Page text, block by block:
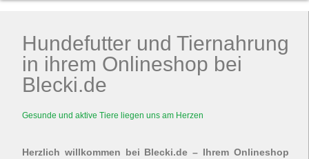
Hundefutter und Tiernahrung
in ihrem Onlineshop bei
Blecki.de
Gesunde und aktive Tiere liegen uns am Herzen
Herzlich willkommen bei Blecki.de – Ihrem Onlineshop